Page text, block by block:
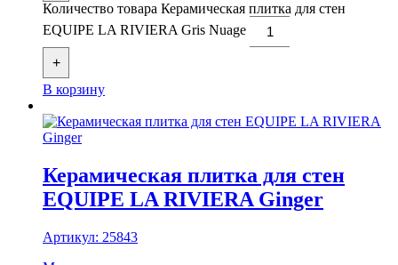
Количество товара Керамическая плитка для стен
EQUIPE LA RIVIERA Gris Nuage
+
В корзину
Керамическая плитка для стен
EQUIPE LA RIVIERA Ginger
Артикул: 25843